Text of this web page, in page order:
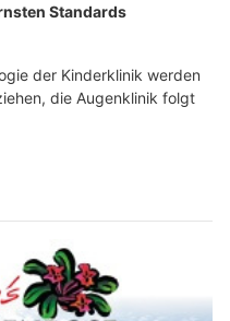
Standards
der Kinderklinik werden
die Augenklinik folgt